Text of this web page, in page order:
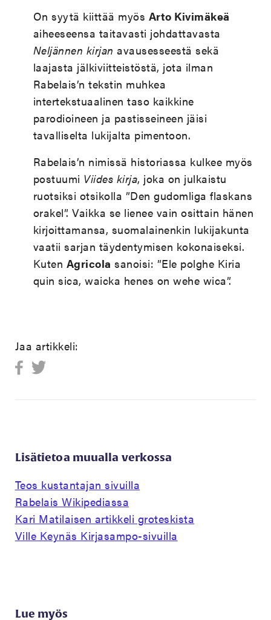
On syytä kiittää myös Arto Kivimäkeä
aiheeseensa taitavasti johdattavasta
Neljännen kirjan avausesseestä sekä
laajasta jälkiviitteistöstä, jota ilman
Rabelais’n tekstin muhkea
intertekstuaalinen taso kaikkine
parodioineen ja pastisseineen jäisi
tavalliselta lukijalta pimentoon.
Rabelais’n nimissä historiassa kulkee myös
postuumi Viides kirja, joka on julkaistu
ruotsiksi otsikolla ”Den gudomliga flaskans
orakel”. Vaikka se lienee vain osittain hänen
kirjoittamansa, suomalainenkin lukijakunta
vaatii sarjan täydentymisen kokonaiseksi.
Kuten Agricola sanoisi: ”Ele polghe Kiria
quin sica, waicka henes on wehe wica”.
Jaa artikkeli:
Lisätietoa muualla verkossa
Teos kustantajan sivuilla
Rabelais Wikipediassa
Kari Matilaisen artikkeli groteskista
Ville Keynäs Kirjasampo-sivuilla
Lue myös